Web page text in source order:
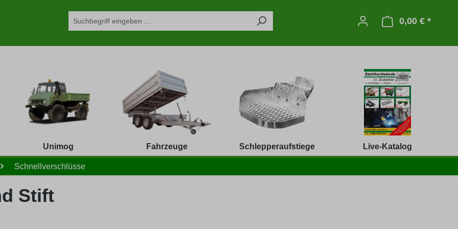
0,00 € *
Unimog Fahrzeuge Schlepperaufstiege Live-Katalog
Schnellverschlüsse
Stift